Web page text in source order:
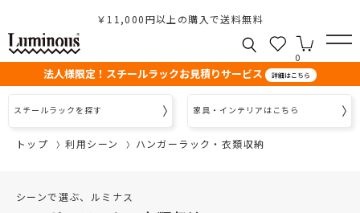
￥11,000円以上の購入で送料無料
0
法人様限定！スチールラックお見積りサービス 詳細はこちら
スチールラックを探す 家具・インテリアはこちら
トップ 利用シーン ハンガーラック・衣類収納
シーンで選ぶ、ルミナス